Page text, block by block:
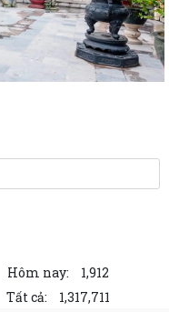
chính của Đảng trên môi
2026 – 2031, TỔ CHỨC
LỆ...
dự Hội nghị toàn quốc
lại thôn trên địa bàn
học 2025–2026, triển khai
Hôm nay:
1,912
Tất cả: 1,317,711